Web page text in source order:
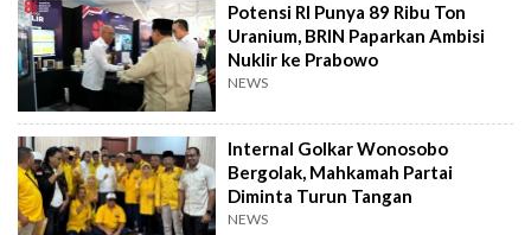
Potensi RI Punya 89 Ribu Ton
Uranium, BRIN Paparkan Ambisi
Nuklir ke Prabowo
NEWS
Internal Golkar Wonosobo
Bergolak, Mahkamah Partai
Diminta Turun Tangan
NEWS